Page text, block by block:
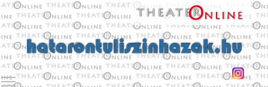
Toggle main menu visibility